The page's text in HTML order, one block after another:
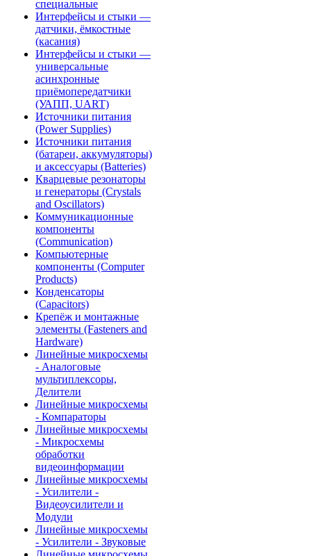
специальные
Интерфейсы и стыки —
датчики, ёмкостные
(касания)
Интерфейсы и стыки —
универсальные
асинхронные
приёмопередатчики
(УАПП, UART)
Источники питания
(Power Supplies)
Источники питания
(батареи, аккумуляторы)
и аксессуары (Batteries)
Кварцевые резонаторы
и генераторы (Crystals
and Oscillators)
Коммуникационные
компоненты
(Communication)
Компьютерные
компоненты (Computer
Products)
Конденсаторы
(Capacitors)
Крепёж и монтажные
элементы (Fasteners and
Hardware)
Линейные микросхемы
- Аналоговые
мультиплексоры,
Делители
Линейные микросхемы
- Компараторы
Линейные микросхемы
- Микросхемы
обработки
видеоинформации
Линейные микросхемы
- Усилители -
Видеоусилители и
Модули
Линейные микросхемы
- Усилители - Звуковые